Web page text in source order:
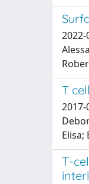
2022-
T
Elisa;
T-